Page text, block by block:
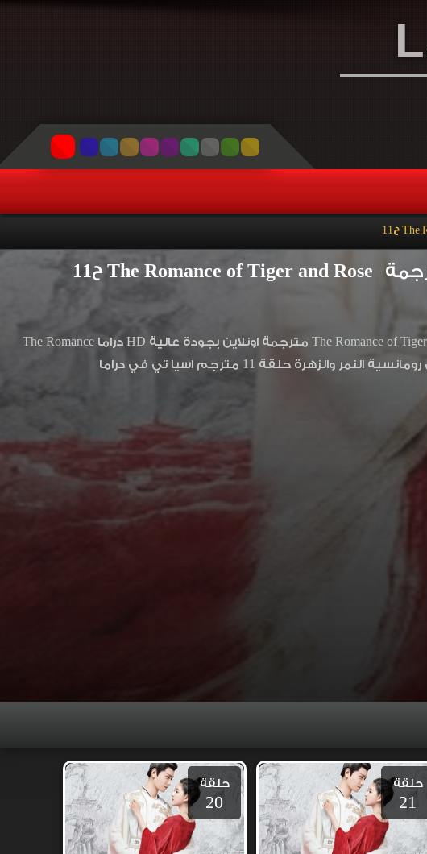
L
مسلسل رومانسية النمر والزهرة الحلقة 11 مترجمة مسلسل The Romance of Tiger and Rose مترجمة اونلاين بجودة عالية HD دراما The Romance
حلقة
21
حلقة
20